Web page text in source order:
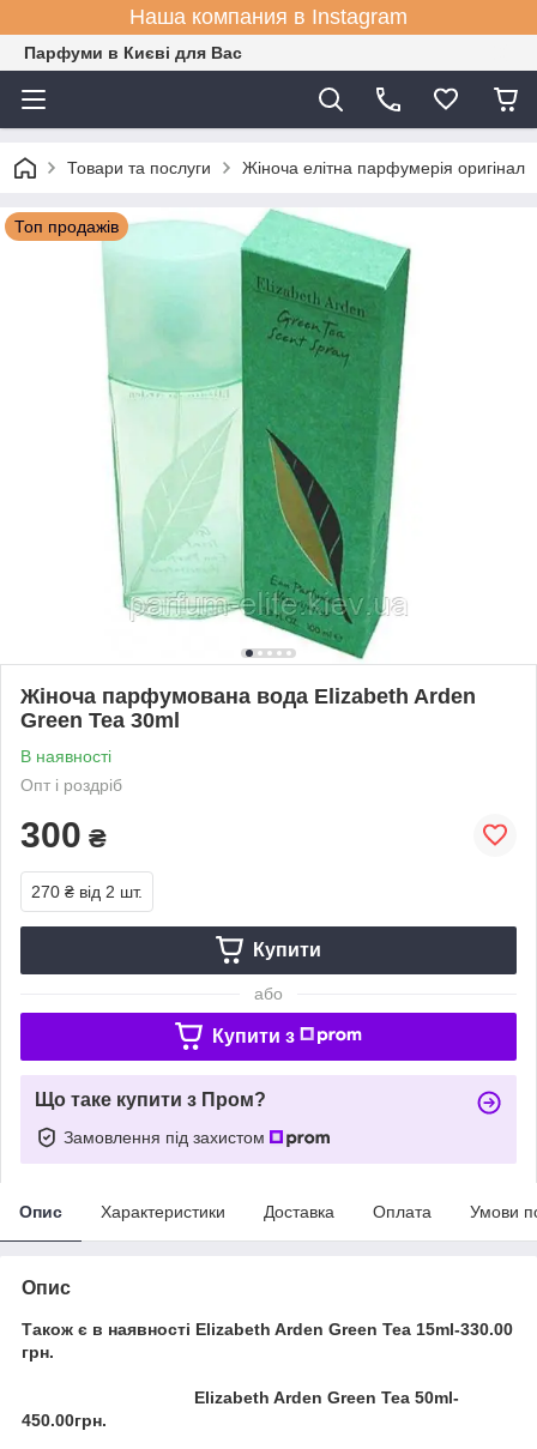
Наша компания в Instagram
Парфуми в Києві для Вас
Товари та послуги Жіноча елітна парфумерія оригінал
Топ продажів
Жіноча парфумована вода Elizabeth Arden
Green Tea 30ml
В наявності
Опт і роздріб
300 ₴
270 ₴ від 2 шт.
Купити
або
Купити з
Що таке купити з Пром?
Замовлення під захистом
Опис Характеристики Доставка Оплата Умови
Опис
Також є в наявності Elizabeth Arden Green Tea 15ml-330.00
грн.
Elizabeth Arden Green Tea 50ml-
450.00грн.